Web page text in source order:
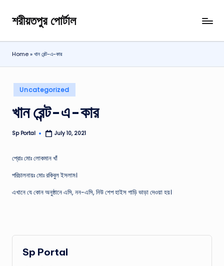
Skip
content
শরীয়তপুর পোর্টাল
শরীয়তপুর
জেলা
বিষয়ক
পোর্টাল
Home»খান রেন্ট-এ-কার
Posted
in
Uncategorized
খান রেন্ট-এ-কার
Posted
Sp Portal July 10, 2021
প্রােঃ মােঃ লােকমান খাঁ
পরিচালনায়ঃ মােঃ রকিবুল ইসলাম।
এখানে যে কোন অনুষ্ঠানে এসি, নন-এসি, নিউ শেপ হাইস গাড়ি ভাড়া দেওয়া হয়।
Sp Portal